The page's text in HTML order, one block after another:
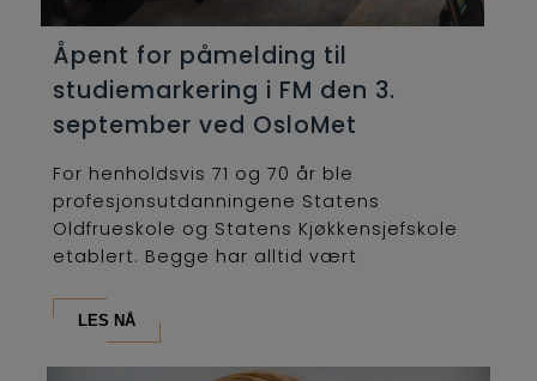
Åpent for påmelding til
studiemarkering i FM den 3.
september ved OsloMet
For henholdsvis 71 og 70 år ble
profesjonsutdanningene Statens
Oldfrueskole og Statens Kjøkkensjefskole
etablert. Begge har alltid vært
LES NÅ